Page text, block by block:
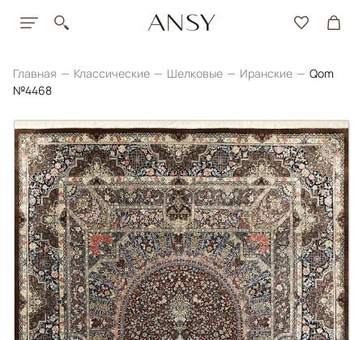
Главная Классические Шелковые Иранские
Qom
№4468